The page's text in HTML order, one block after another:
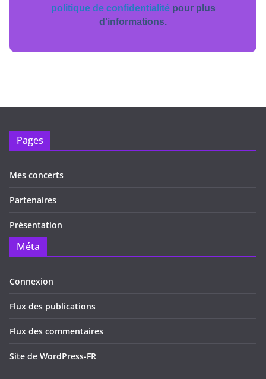
politique de confidentialitépour plus
d’informations.
Pages
Mes concerts
Partenaires
Présentation
Méta
Connexion
Flux des publications
Flux des commentaires
Site de WordPress-FR